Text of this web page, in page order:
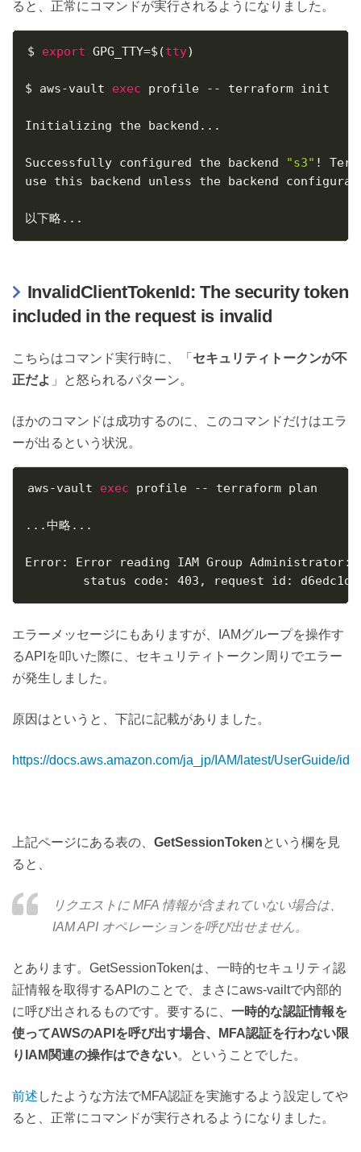
ると、正常にコマンドが実行されるようになりました。
$ export GPG_TTY=$(tty)
$ aws-vault exec profile -- terraform init
Initializing the backend .. .
Successfully configured the backend "s3" !
use this backend unless the backend
以下略 .. .
InvalidClientTokenId: The security token
included in the request is invalid
こちらはコマンド実行時に、「 セキュリティトークンが不
正だよ 」と怒られるパターン。
ほかのコマンドは成功するのに、このコマンドだけはエラ
ーが出るという状況。
aws-vault exec profile -- terraform plan
.. .中略 .. .
Error: Error reading IAM Group
status code: 403, request id:
エラーメッセージにもありますが、IAMグループを操作す
るAPIを叩いた際に、セキュリティトークン周りでエラー
が発生しました。
原因はというと、下記に記載がありました。
https://docs.aws.amazon.com/ja_jp/IAM/latest/UserGuide/
上記ページにある表の、 GetSessionTokenという欄を見
ると、
リクエストに MFA 情報が含まれていない場合は、
IAM API オペレーションを呼び出せません。
とあります。GetSessionTokenは、一時的セキュリティ認
証情報を取得するAPIのことで、まさにaws-vailtで内部的
に呼び出されるものです。要するに、 一時的な認証情報を
使ってAWSのAPIを呼び出す場合、MFA認証を行わない限
りIAM関連の操作はできない。ということでした。
前述 したような方法でMFA認証を実施するよう設定してや
ると、正常にコマンドが実行されるようになりました。